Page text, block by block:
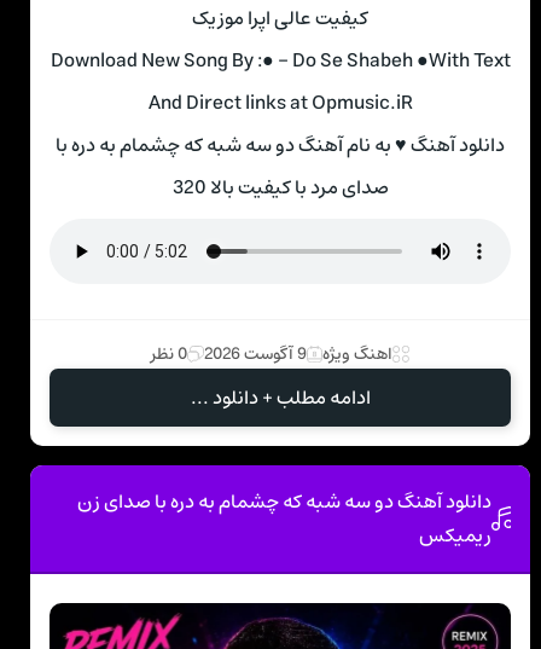
کیفیت عالی اپرا موزیک
Download New Song By :● – Do Se Shabeh ●With Text
And Direct links at Opmusic.iR
دانلود آهنگ ♥ به نام آهنگ دو سه شبه که چشمام به دره با
صدای مرد با کیفیت بالا 320
اهنگ ویژه 9 آگوست 2026 0 نظر
ادامه مطلب + دانلود ...
دانلود آهنگ دو سه شبه که چشمام به دره با صدای زن
ریمیکس